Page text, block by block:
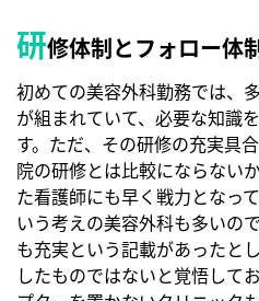
研修体制とフォロー体
初めての美容外科勤務では、
が組まれていて、必要な知識
す。ただ、その研修の充実具
院の研修とは比較にならない
た看護師にも早く戦力となっ
いう考えの美容外科も多いの
も充実という記載があったと
したものではないと覚悟して